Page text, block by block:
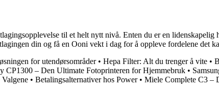
til et helt nytt nivå. Enten du er en
din og få en Ooni vekt i dag for å oppleve fordelene det
for utendørsområder• Hepa Filter: Alt du trenger å vite •
CP1300 – Den Ultimate Fotoprinteren for Hjemmebruk •
• Betalingsalternativer hos Power• Miele Complete C3 –